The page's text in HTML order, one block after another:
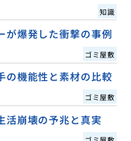
知識
が爆発した衝撃の事例
ゴミ屋敷
の機能性と素材の比較
ゴミ屋敷
活崩壊の予兆と真実